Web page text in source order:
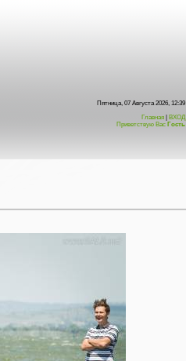
Пятница, 07 Августа 2026, 12:39
Главная
ВХОД
Приветствую Вас Гость